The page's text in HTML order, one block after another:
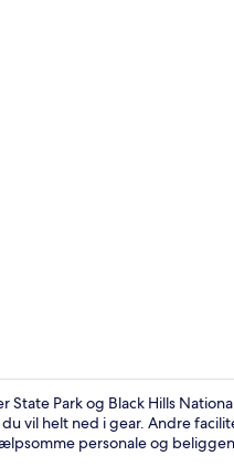
Park og Black Hills
vil helt ned i gear. Andre
personale og